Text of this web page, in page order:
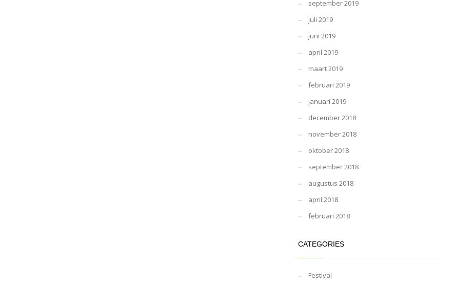
september 2019
juli 2019
juni 2019
april 2019
maart 2019
februari 2019
januari 2019
december 2018
november 2018
oktober 2018
september 2018
augustus 2018
april 2018
februari 2018
CATEGORIES
Festival